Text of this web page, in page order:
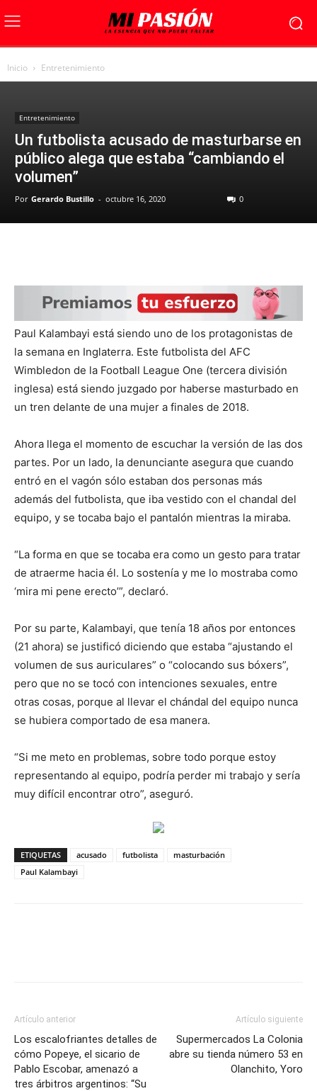
Inicio Entretenimiento
Entretenimiento
Un futbolista acusado de masturbarse en
público alega que estaba “cambiando el
volumen”
Por Gerardo Bustillo - octubre 16, 2020 0
Paul Kalambayi está siendo uno de los protagonistas de
la semana en Inglaterra. Este futbolista del AFC
Wimbledon de la Football League One (tercera división
inglesa) está siendo juzgado por haberse masturbado en
un tren delante de una mujer a finales de 2018.
Ahora llega el momento de escuchar la versión de las dos
partes. Por un lado, la denunciante asegura que cuando
entró en el vagón sólo estaban dos personas más
además del futbolista, que iba vestido con el chandal del
equipo, y se tocaba bajo el pantalón mientras la miraba.
“La forma en que se tocaba era como un gesto para tratar
de atraerme hacia él. Lo sostenía y me lo mostraba como
‘mira mi pene erecto’”, declaró.
Por su parte, Kalambayi, que tenía 18 años por entonces
(21 ahora) se justificó diciendo que estaba “ajustando el
volumen de sus auriculares” o “colocando sus bóxers”,
pero que no se tocó con intenciones sexuales, entre
otras cosas, porque al llevar el chándal del equipo nunca
se hubiera comportado de esa manera.
“Si me meto en problemas, sobre todo porque estoy
representando al equipo, podría perder mi trabajo y sería
muy difícil encontrar otro”, aseguró.
ETIQUETAS acusado futbolista
masturbación
Paul Kalambayi
Artículo anterior
Los escalofriantes detalles de
cómo Popeye, el sicario de
Pablo Escobar, amenazó a
tres árbitros argentinos: “Su
Artículo siguiente
Supermercados La Colonia
abre su tienda número 53 en
Olanchito, Yoro